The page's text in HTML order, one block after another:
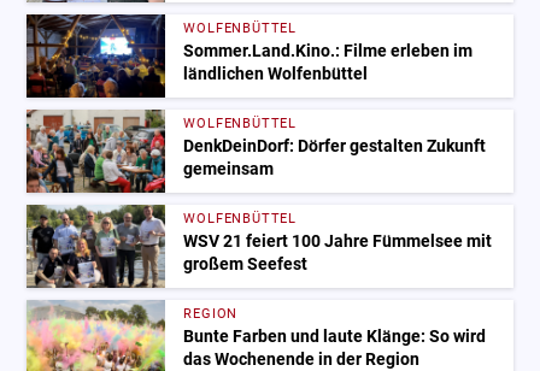
WOLFENBÜTTEL
Sommer.Land.Kino.: Filme erleben im
ländlichen Wolfenbüttel
WOLFENBÜTTEL
DenkDeinDorf: Dörfer gestalten Zukunft
gemeinsam
WOLFENBÜTTEL
WSV 21 feiert 100 Jahre Fümmelsee mit
großem Seefest
REGION
Bunte Farben und laute Klänge: So wird
das Wochenende in der Region